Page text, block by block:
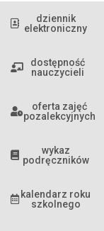
dziennik
elektroniczny
dostępność
nauczycieli
oferta zajęć
pozalekcyjnych
wykaz
podręczników
kalendarz roku
szkolnego